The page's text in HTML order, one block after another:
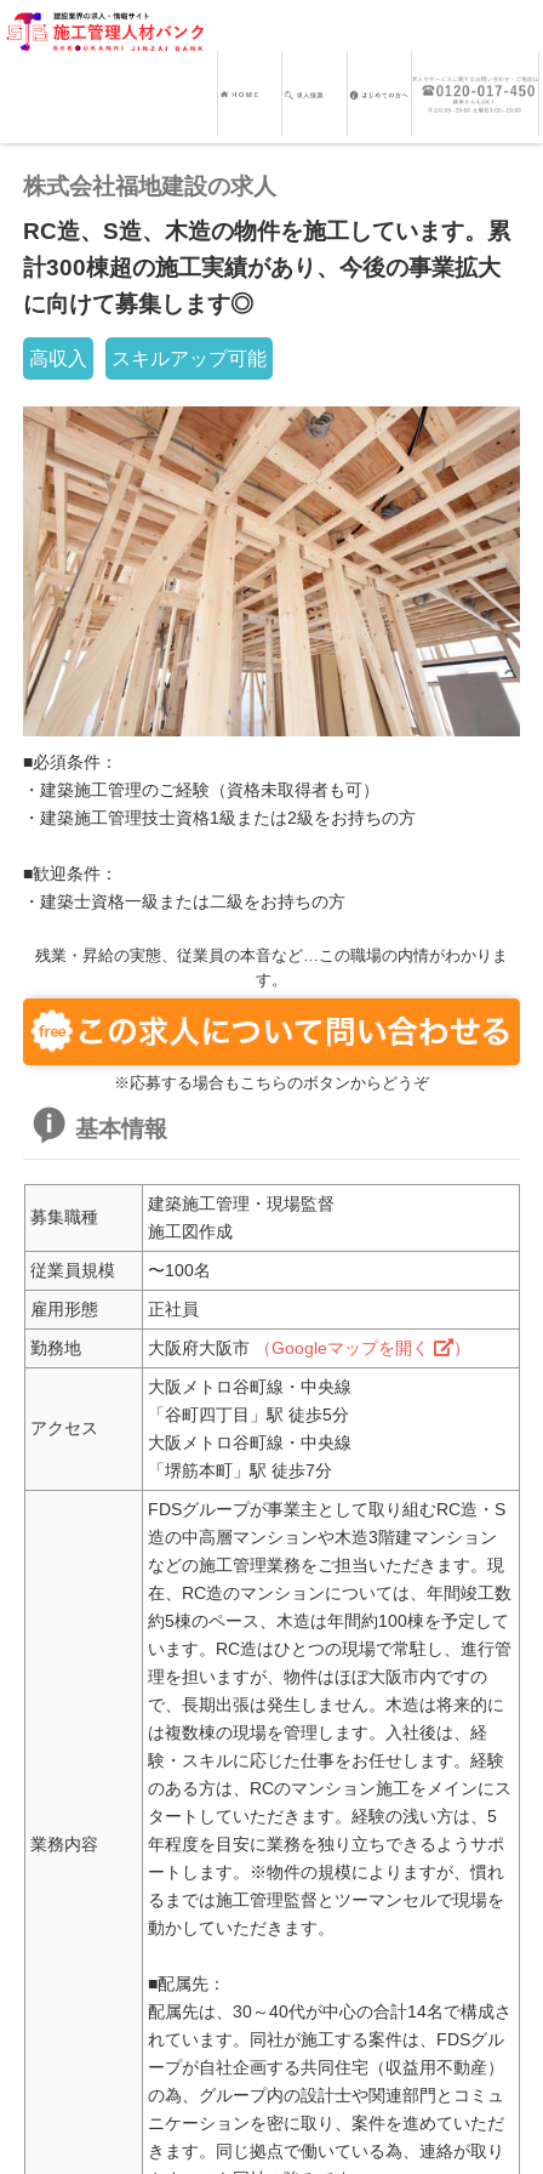
株式会社福地建設の求人
RC造、S造、木造の物件を施工しています。累
計300棟超の施工実績があり、今後の事業拡大
に向けて募集します◎
高収入 スキルアップ可能
■必須条件：
・建築施工管理のご経験（資格未取得者も可）
・建築施工管理技士資格1級または2級をお持ちの方
■歓迎条件：
・建築士資格一級または二級をお持ちの方
残業・昇給の実態、従業員の本音など…この職場の内情がわかりま
す。
※応募する場合もこちらのボタンからどうぞ
基本情報
募集職種
建築施工管理・現場監督
施工図作成
従業員規模
〜100名
雇用形態
正社員
勤務地
大阪府大阪市 （Googleマップを開く ）
アクセス
大阪メトロ谷町線・中央線
「谷町四丁目」駅 徒歩5分
大阪メトロ谷町線・中央線
「堺筋本町」駅 徒歩7分
業務内容
FDSグループが事業主として取り組むRC造・S
造の中高層マンションや木造3階建マンション
などの施工管理業務をご担当いただきます。現
在、RC造のマンションについては、年間竣工数
約5棟のペース、木造は年間約100棟を予定して
います。RC造はひとつの現場で常駐し、進行管
理を担いますが、物件はほぼ大阪市内ですの
で、長期出張は発生しません。木造は将来的に
は複数棟の現場を管理します。入社後は、経
験・スキルに応じた仕事をお任せします。経験
のある方は、RCのマンション施工をメインにス
タートしていただきます。経験の浅い方は、5
年程度を目安に業務を独り立ちできるようサポ
ートします。※物件の規模によりますが、慣れ
るまでは施工管理監督とツーマンセルで現場を
動かしていただきます。
■配属先：
配属先は、30～40代が中心の合計14名で構成さ
れています。同社が施工する案件は、FDSグル
ープが自社企画する共同住宅（収益用不動産）
の為、グループ内の設計士や関連部門とコミュ
ニケーションを密に取り、案件を進めていただ
きます。同じ拠点で働いている為、連絡が取り